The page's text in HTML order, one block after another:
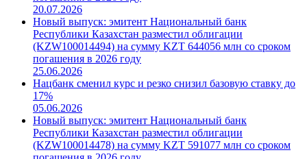
Новый выпуск: эмитент Национальный банк
Республики Казахстан разместил облигации
(KZW100014502) на сумму KZT 540874 млн со сроком
погашения в 2026 году
20.07.2026
Новый выпуск: эмитент Национальный банк
Республики Казахстан разместил облигации
(KZW100014494) на сумму KZT 644056 млн со сроком
погашения в 2026 году
25.06.2026
Нацбанк сменил курс и резко снизил базовую ставку до
17%
05.06.2026